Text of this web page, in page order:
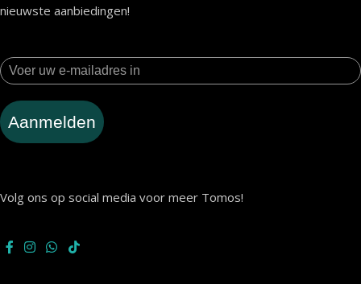
nieuwste aanbiedingen!
Aanmelden
Volg ons op social media voor meer Tomos!